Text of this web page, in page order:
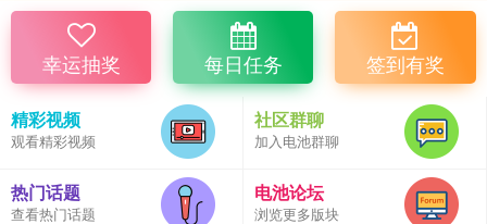
幸运抽奖 每日任务 签到有奖
精彩视频
观看精彩视频
社区群聊
加入电池群聊
热门话题
查看热门话题
电池论坛
浏览更多版块